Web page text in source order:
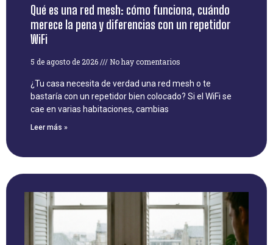
Qué es una red mesh: cómo funciona, cuándo
merece la pena y diferencias con un repetidor
WiFi
5 de agosto de 2026 No hay comentarios
¿Tu casa necesita de verdad una red mesh o te
bastaría con un repetidor bien colocado? Si el WiFi se
cae en varias habitaciones, cambias
Leer más »